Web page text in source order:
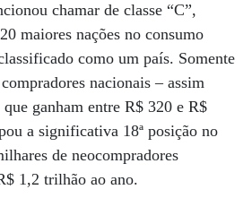
chamar de classe “C”,
maiores nações no consumo
como um país. Somente
nacionais – assim
ganham entre R$ 320 e R$
a significativa 18ª posição no
de neocompradores
1,2 trilhão ao ano.